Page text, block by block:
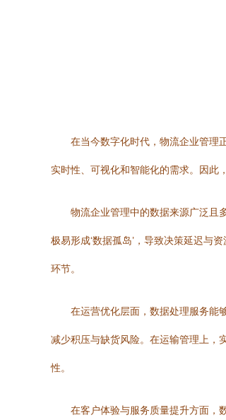
在当今数字化时代，物流企业管理
实时性、可视化和智能化的需求。因此
物流企业管理中的数据来源广泛且
极易形成‘数据孤岛’，导致决策延迟与
环节。
在运营优化层面，数据处理服务能
减少积压与缺货风险。在运输管理上，
性。
在客户体验与服务质量提升方面，